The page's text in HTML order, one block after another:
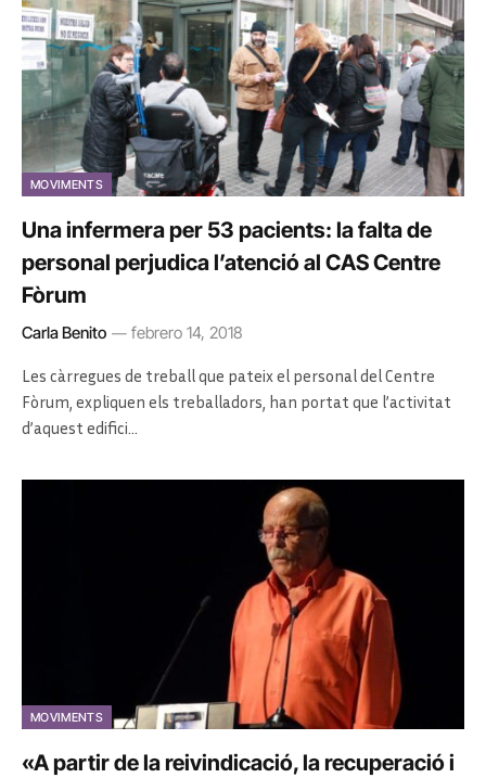
MOVIMENTS
Una infermera per 53 pacients: la falta de
personal perjudica l’atenció al CAS Centre
Fòrum
Carla Benito febrero 14, 2018
Les càrregues de treball que pateix el personal del Centre
Fòrum, expliquen els treballadors, han portat que l’activitat
d’aquest edifici…
MOVIMENTS
«A partir de la reivindicació, la recuperació i